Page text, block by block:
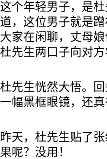
这个年轻男子，是
道，这位男子就是
大家在闲聊，丈母
杜先生两口子向对
杜先生恍然大悟。
一幅黑框眼镜，还真
昨天，杜先生贴了
果呢？没用！